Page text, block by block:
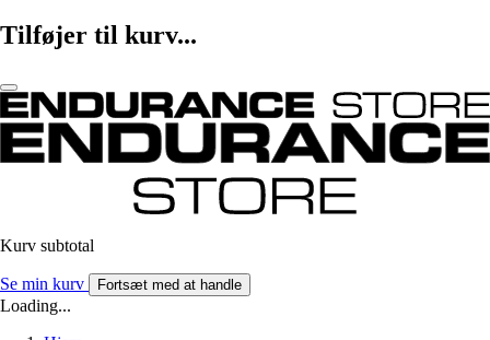
Tilføjer til kurv...
Kurv subtotal
Se min kurv Fortsæt med at handle
Loading...